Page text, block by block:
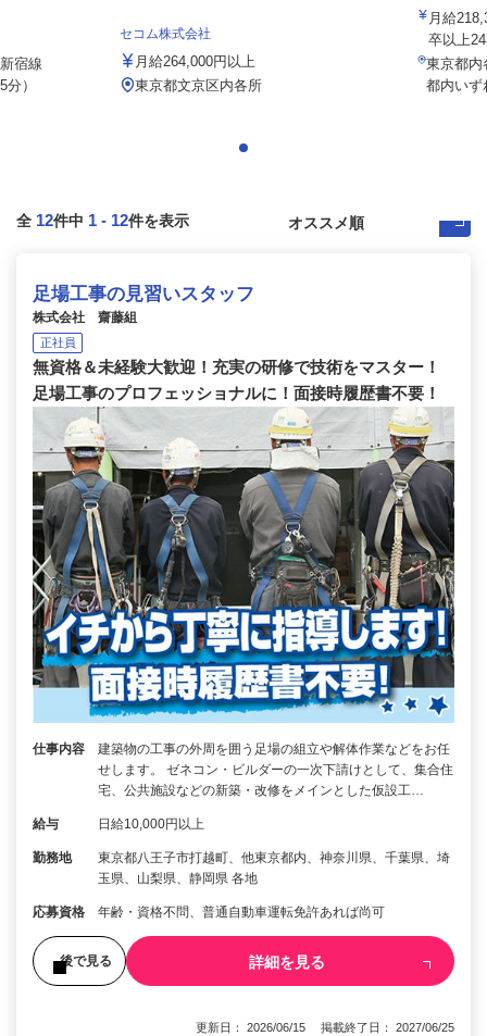
宿線
）
セコム株式会社
月給264,000円以上
東京都文京区内各所
月給
卒以上
東京都
都内いず
全 12件中 1 - 12件を表示
足場工事の見習いスタッフ
株式会社 齋藤組
正社員
無資格＆未経験大歓迎！充実の研修で技術をマスター！
足場工事のプロフェッショナルに！面接時履歴書不要！
仕事内容
建築物の工事の外周を囲う足場の組立や解体作業などをお任
せします。 ゼネコン・ビルダーの一次下請けとして、集合住
宅、公共施設などの新築・改修をメインとした仮設工…
給与 日給10,000円以上
勤務地
東京都八王子市打越町、他東京都内、神奈川県、千葉県、埼
玉県、山梨県、静岡県 各地
応募資格 年齢・資格不問、普通自動車運転免許あれば尚可
後で見る 詳細を見る
更新日： 2026/06/15 掲載終了日： 2027/06/25